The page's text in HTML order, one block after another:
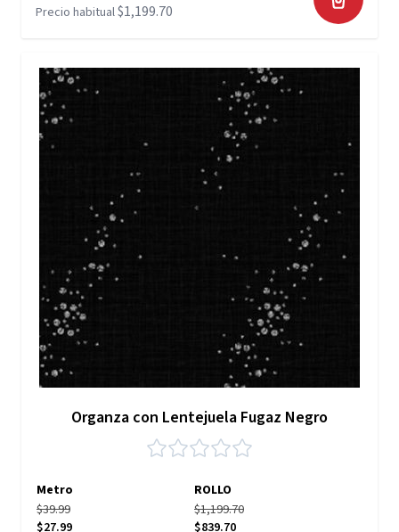
Precio habitual$1,199.70
Organza con Lentejuela Fugaz Negro
Metro
ROLLO
$39.99
$27.99
$1,199.70
$839.70